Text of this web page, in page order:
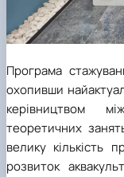
Програма
охопивши
керівництвом
теоретичних
велику кількість
розвиток